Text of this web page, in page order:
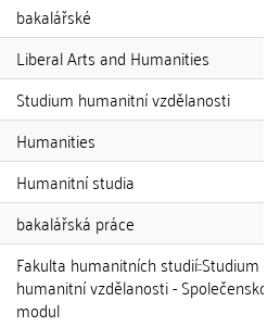
bakalářské
Liberal Arts and Humanities
Studium humanitní vzdělanosti
Humanities
Humanitní studia
bakalářská práce
Fakulta humanitních studií::Studium
humanitní vzdělanosti -
modul